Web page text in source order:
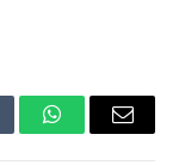
WhatsApp
E-